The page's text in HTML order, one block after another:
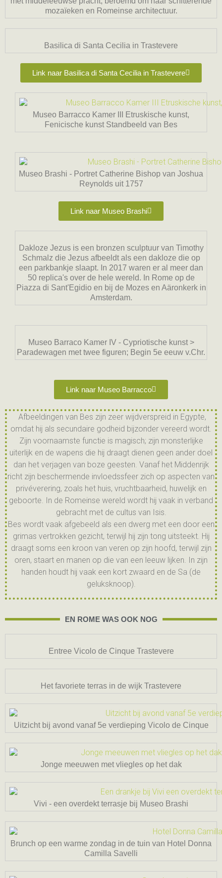
mozaïeken en Romeinse architectuur.
Basilica di Santa Cecilia in Trastevere
Link naar Basilica di Santa Cecilia in Trastevere
Museo Barracco Kamer III Etruskische kunst,
Fenicische kunst Standbeeld van Bes
Museo Brashi - Portret Catherine Bishop van Joshua
Reynolds uit 1757
Link naar Museo Brashi
Dakloze Jezus is een bronzen sculptuur van Timothy
Schmalz die Jezus afbeeldt als een dakloze die op
een parkbankje slaapt. In 2017 waren er al meer dan
50 replica's over de hele wereld. In Rome op de
Piazza di Sant'Egidio en bij de Mozes en Aäronkerk in
Amsterdam.
Museo Barraco Kamer IV - Cypriotische kunst >
Paradewagen met twee figuren; Begin 5e eeuw v.Chr.
Link naar Museo Barracco
Afbeeldingen van Bes zijn zeer wijdverspreid in Egypte,
omdat hij als secundaire godheid bijzonder vereerd wordt.
Zijn voornaamste functie is magisch; zijn monsterlijke
uiterlijk en de wapens die hij draagt ​​dienen geen ander doel
dan het verjagen van boze geesten. Vanaf het Middenrijk
richt zijn beschermende invloedssfeer zich op aspecten van
privéverering, zoals het huis, vruchtbaarheid, huwelijk en
geboorte. In de Romeinse wereld wordt hij vaak in verband
gebracht met de cultus van Isis.
Bes wordt vaak afgebeeld als een dwerg met een door een
grimas vertrokken gezicht, terwijl hij zijn tong uitsteekt. Hij
draagt ​​soms een kroon van veren op zijn hoofd, terwijl zijn
oren, staart en manen op die van een leeuw lijken. In zijn
handen houdt hij vaak een kort zwaard en de Sa (de
geluksknoop).
EN ROME WAS OOK NOG
Entree Vicolo de Cinque Trastevere
Het favoriete terras in de wijk Trastevere
Uitzicht bij avond vanaf 5e verdieping Vicolo de Cinque
Jonge meeuwen met vliegles op het dak
Vivi - een overdekt terrasje bij Museo Brashi
Brunch op een warme zondag in de tuin van Hotel Donna
Camilla Savelli